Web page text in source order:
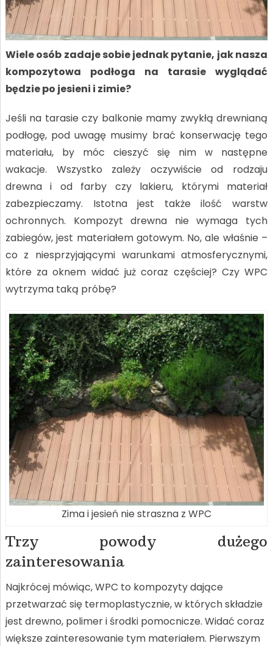
Wiele osób zadaje sobie jednak pytanie, jak nasza
kompozytowa podłoga na tarasie wyglądać
będzie po jesieni i zimie?
Jeśli na tarasie czy balkonie mamy zwykłą drewnianą
podłogę, pod uwagę musimy brać konserwację tego
materiału, by móc cieszyć się nim w następne
wakacje. Wszystko zależy oczywiście od rodzaju
drewna i od farby czy lakieru, którymi materiał
zabezpieczamy. Istotna jest także ilość warstw
ochronnych. Kompozyt drewna nie wymaga tych
zabiegów, jest materiałem gotowym. No, ale właśnie –
co z niesprzyjającymi warunkami atmosferycznymi,
które za oknem widać już coraz częściej? Czy WPC
wytrzyma taką próbę?
Zima i jesień nie straszna z WPC
Trzy powody dużego
zainteresowania
Najkrócej mówiąc, WPC to kompozyty dające
przetwarzać się termoplastycznie, w których składzie
jest drewno, polimer i środki pomocnicze. Widać coraz
większe zainteresowanie tym materiałem. Pierwszym